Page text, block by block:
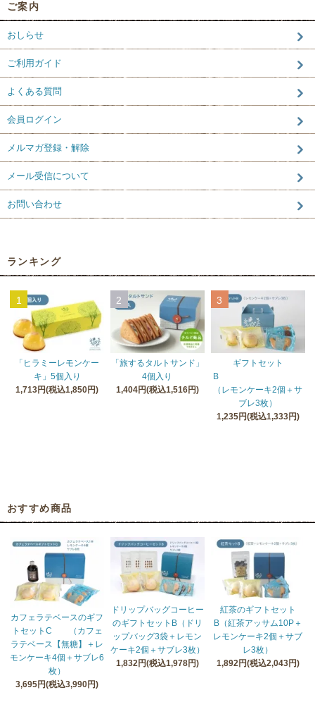
ご案内
おしらせ
ご利用ガイド
よくある質問
会員ログイン
メルマガ登録・解除
メール受信について
お問い合わせ
ランキング
1
「ヒラミーレモンケー
キ」5個入り
1,713円(税込1,850円)
2
「旅するタルトサンド」
4個入り
1,404円(税込1,516円)
3
ギフトセット
B
（レモンケーキ2個＋サ
ブレ3枚）
1,235円(税込1,333円)
おすすめ商品
カフェラテベースのギフ
トセットC （カフェ
ラテベース【無糖】＋レ
モンケーキ4個＋サブレ6
枚）
3,695円(税込3,990円)
ドリップバッグコーヒー
のギフトセットB（ドリ
ップバッグ3袋＋レモン
ケーキ2個＋サブレ3枚）
1,832円(税込1,978円)
紅茶のギフトセット
B（紅茶アッサム10P＋
レモンケーキ2個＋サブ
レ3枚）
1,892円(税込2,043円)